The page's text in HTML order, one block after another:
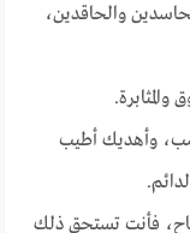
والحاقدين،
وأهديك أطيب
فأنت تستحق ذلك